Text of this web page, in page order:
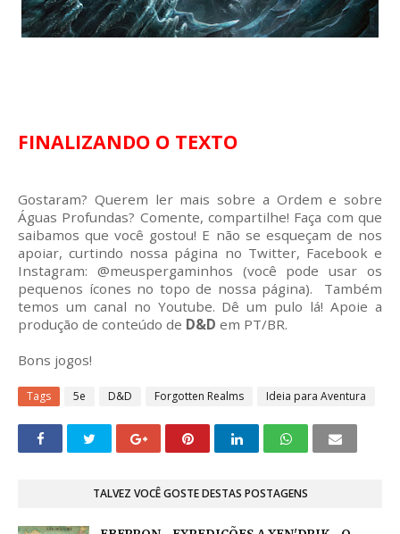
FINALIZANDO O TEXTO
Gostaram? Querem ler mais sobre a Ordem e sobre
Águas Profundas? Comente, compartilhe! Faça com que
saibamos que você gostou! E não se esqueçam de nos
apoiar, curtindo nossa página no Twitter, Facebook e
Instagram: @meuspergaminhos (você pode usar os
pequenos ícones no topo de nossa página). Também
temos um canal no Youtube. Dê um pulo lá! Apoie a
produção de conteúdo de D&D em PT/BR.
Bons jogos!
Tags 5e D&D Forgotten Realms Ideia para Aventura
TALVEZ VOCÊ GOSTE DESTAS POSTAGENS